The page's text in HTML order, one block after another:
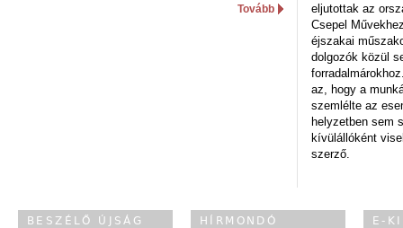
Tovább
eljutottak az
Csepel
éjszakai
dolgozók közül
az, hogy a
szemlélte az
helyzetben sem
kívülállóként
szerző.
BESZÉLŐ ÚJSÁG HÍRMONDÓ E-